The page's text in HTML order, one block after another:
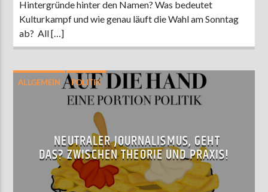
Hintergründe hinter den Namen? Was bedeutet
Kulturkampf und wie genau läuft die Wahl am Sonntag
ab? All […]
ALLGEMEIN POLITIK
NEUTRALER JOURNALISMUS, GEHT
DAS? ZWISCHEN THEORIE UND PRAXIS!